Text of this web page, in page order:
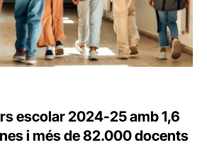
escolar 2024-25 amb 1,6
i més de 82.000 docents